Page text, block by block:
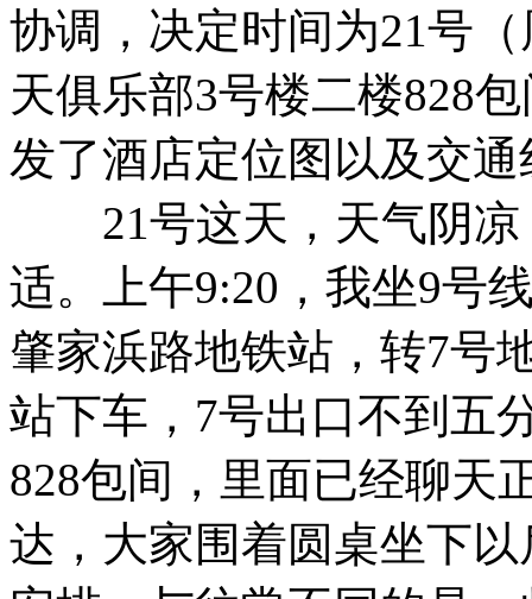
协调，决定时间为21号
天俱乐部3号楼二楼828
发了酒店定位图以及交
21号这天，天气阴凉
适。上午9:20，我坐9号
肇家浜路地铁站，转7号
站下车，7号出口不到五
828包间，里面已经聊天
达，大家围着圆桌坐下